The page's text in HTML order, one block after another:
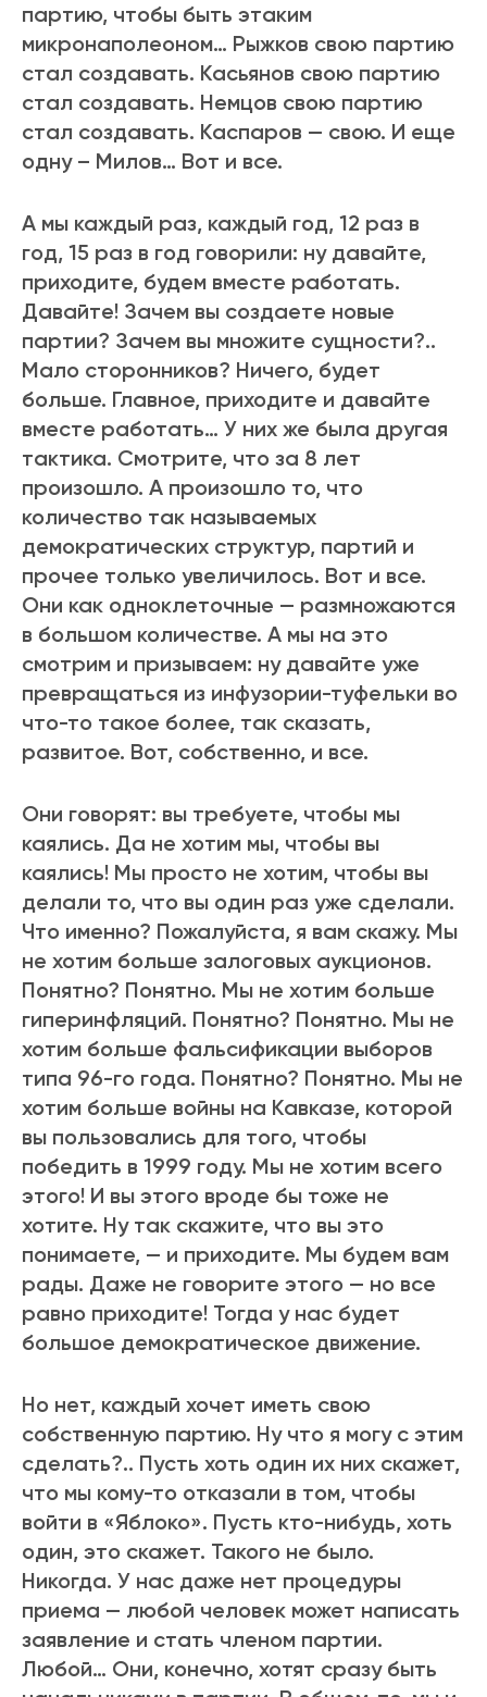
партию, чтобы быть этаким
микронаполеоном… Рыжков свою партию
стал создавать. Касьянов свою партию
стал создавать. Немцов свою партию
стал создавать. Каспаров — свою. И еще
одну – Милов… Вот и все.
А мы каждый раз, каждый год, 12 раз в
год, 15 раз в год говорили: ну давайте,
приходите, будем вместе работать.
Давайте! Зачем вы создаете новые
партии? Зачем вы множите сущности?..
Мало сторонников? Ничего, будет
больше. Главное, приходите и давайте
вместе работать… У них же была другая
тактика. Смотрите, что за 8 лет
произошло. А произошло то, что
количество так называемых
демократических структур, партий и
прочее только увеличилось. Вот и все.
Они как одноклеточные — размножаются
в большом количестве. А мы на это
смотрим и призываем: ну давайте уже
превращаться из инфузории-туфельки во
что-то такое более, так сказать,
развитое. Вот, собственно, и все.
Они говорят: вы требуете, чтобы мы
каялись. Да не хотим мы, чтобы вы
каялись! Мы просто не хотим, чтобы вы
делали то, что вы один раз уже сделали.
Что именно? Пожалуйста, я вам скажу. Мы
не хотим больше залоговых аукционов.
Понятно? Понятно. Мы не хотим больше
гиперинфляций. Понятно? Понятно. Мы не
хотим больше фальсификации выборов
типа 96-го года. Понятно? Понятно. Мы не
хотим больше войны на Кавказе, которой
вы пользовались для того, чтобы
победить в 1999 году. Мы не хотим всего
этого! И вы этого вроде бы тоже не
хотите. Ну так скажите, что вы это
понимаете, — и приходите. Мы будем вам
рады. Даже не говорите этого — но все
равно приходите! Тогда у нас будет
большое демократическое движение.
Но нет, каждый хочет иметь свою
собственную партию. Ну что я могу с этим
сделать?.. Пусть хоть один их них скажет,
что мы кому-то отказали в том, чтобы
войти в «Яблоко». Пусть кто-нибудь, хоть
один, это скажет. Такого не было.
Никогда. У нас даже нет процедуры
приема — любой человек может написать
заявление и стать членом партии.
Любой… Они, конечно, хотят сразу быть